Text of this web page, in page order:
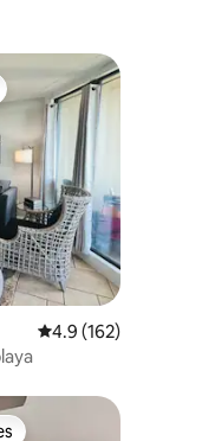
Calificación
4.9 (162)